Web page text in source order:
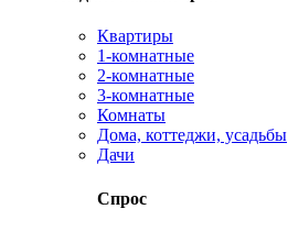
Квартиры
1-комнатные
2-комнатные
3-комнатные
Комнаты
Дома, коттеджи, усадьбы
Дачи
Спрос